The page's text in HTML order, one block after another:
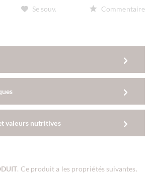
Se souv. Commentaire
valeurs nutritives
. Ce produit a les propriétés suivantes.